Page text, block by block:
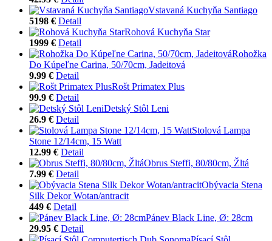
Vstavaná Kuchyňa Santiago
5198 € Detail
Rohová Kuchyňa Star
1999 € Detail
Rohožka
Do Kúpeľne Carina, 50/70cm, Jadeitová
9.99 € Detail
Rošt Primatex Plus
99.9 € Detail
Detský Stôl Leni
26.9 € Detail
Stolová Lampa
Stone 12/14cm, 15 Watt
12.99 € Detail
Obrus Steffi, 80/80cm, Žltá
7.99 € Detail
Obývacia Stena
Silk Dekor Wotan/antracit
449 € Detail
Pánev Black Line, Ø: 28cm
29.95 € Detail